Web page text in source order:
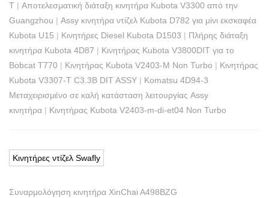
T | Αποτελεσματική διάταξη κινητήρα Kubota V3300 από την
Guangzhou | Assy κινητήρα ντίζελ Kubota D782 για μίνι εκσκαφέα
Kubota U15 | Κινητήρες Diesel Kubota D1503 | Πλήρης διάταξη
κινητήρα Kubota 4D87 | Κινητήρας Kubota V3800DIT για το
Bobcat T770 | Κινητήρας Kubota V2403-M Non Turbo | Κινητήρας
Kubota V3307-T C3.3B DIT ASSY | Komatsu 4D94-3
Μεταχειρισμένο σε καλή κατάσταση λειτουργίας Assy
κινητήρα | Κινητήρας Kubota V2403-m-di-et04 Non Turbo
Κινητήρες ντίζελ Swafly
Συναρμολόγηση κινητήρα XinChai A498BZG